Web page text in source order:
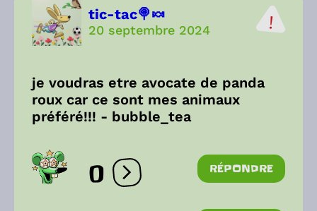
tic-tac🍭🍬
20 septembre 2024
je voudras etre avocate de panda
roux car ce sont mes animaux
préféré!!! - bubble_tea
0 Ouvrir les réactions
RÉPONDRE